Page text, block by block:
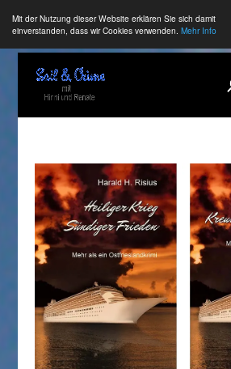
Mit der Nutzung dieser Website erklären Sie sich damit
einverstanden, dass wir Cookies verwenden. Mehr Info